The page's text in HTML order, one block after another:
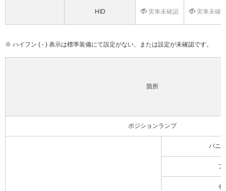
HID 実車未確認 実車未確
※ ハイフン ( - ) 表示は標準装備にて設定がない、または設定が未確認です。
箇所
ポジションランプ
バニ
フ
セ